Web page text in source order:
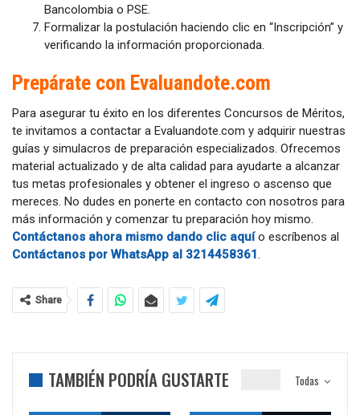
Bancolombia o PSE.
Formalizar la postulación haciendo clic en “Inscripción” y
verificando la información proporcionada.
Prepárate con Evaluandote.com
Para asegurar tu éxito en los diferentes Concursos de Méritos,
te invitamos a contactar a Evaluandote.com y adquirir nuestras
guías y simulacros de preparación especializados. Ofrecemos
material actualizado y de alta calidad para ayudarte a alcanzar
tus metas profesionales y obtener el ingreso o ascenso que
mereces. No dudes en ponerte en contacto con nosotros para
más información y comenzar tu preparación hoy mismo.
Contáctanos ahora mismo dando clic aquí o escríbenos al
Contáctanos por WhatsApp al 3214458361.
Share
Todas
TAMBIÉN PODRÍA GUSTARTE